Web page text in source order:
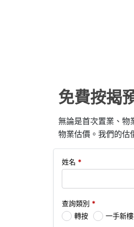
免費按揭
無論是首次置業、物
物業估價。我們的估
姓名 *
查詢類別 *
轉按
一手新